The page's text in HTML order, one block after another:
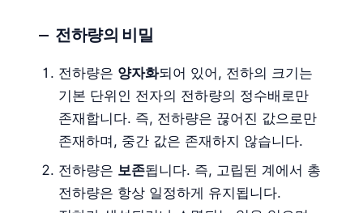
전하량의 비밀
전하량은 양자화되어 있어, 전하의 크기는
기본 단위인 전자의 전하량의 정수배로만
존재합니다. 즉, 전하량은 끊어진 값으로만
존재하며, 중간 값은 존재하지 않습니다.
전하량은 보존됩니다. 즉, 고립된 계에서 총
전하량은 항상 일정하게 유지됩니다.